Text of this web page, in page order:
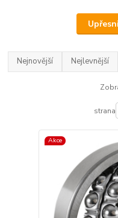
Nejnovější Nejlevnější
strana
Akce